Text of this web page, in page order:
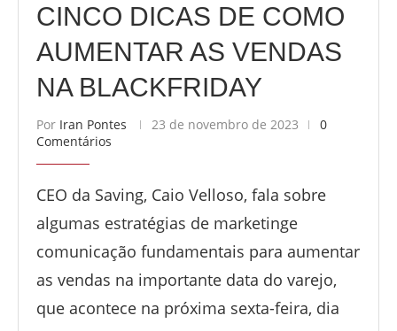
CINCO DICAS DE COMO
AUMENTAR AS VENDAS
NA BLACKFRIDAY
Por Iran Pontes 23 de novembro de 2023
0
Comentários
CEO da Saving, Caio Velloso, fala sobre
algumas estratégias de marketinge
comunicação fundamentais para aumentar
as vendas na importante data do varejo,
que acontece na próxima sexta-feira, dia